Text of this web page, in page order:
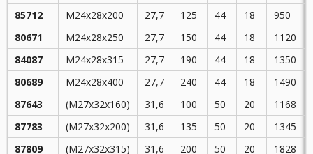
85712
M24x28x200 27,7 125 44 18
950
80671
M24x28x250 27,7 150 44 18
1120
84087
M24x28x315 27,7 190 44 18
1350
80689
M24x28x400 27,7 240 44 18
1490
87643
(M27x32x160) 31,6 100 50 20
1168
87783
(M27x32x200) 31,6 135 50 20
1345
87809
(M27x32x315) 31,6 200 50 20 1828